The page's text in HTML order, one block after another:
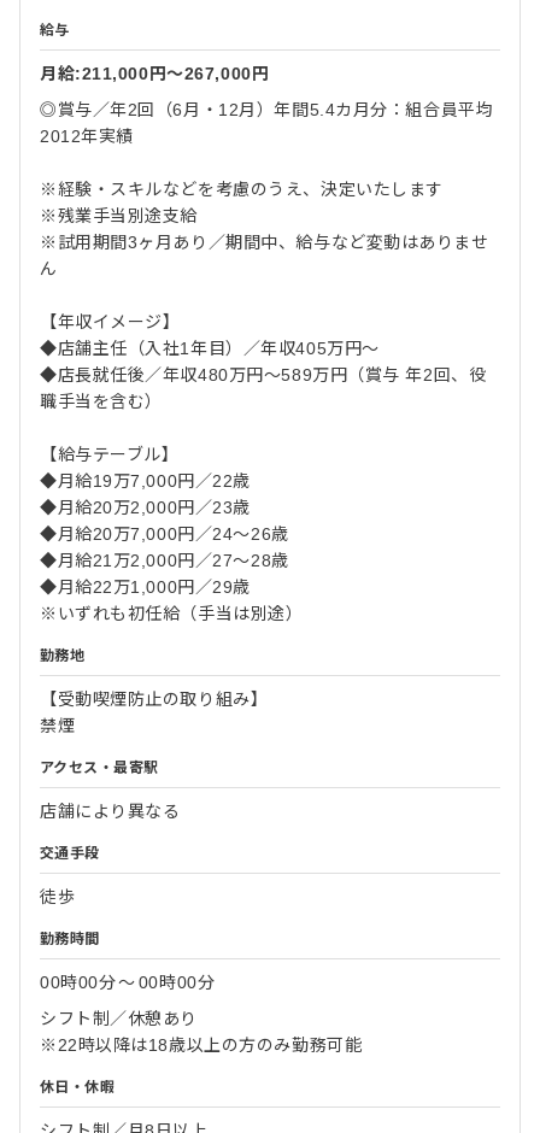
給与
月給:211,000円〜267,000円
◎賞与／年2回（6月・12月）年間5.4カ月分：組合員平均
2012年実績
※経験・スキルなどを考慮のうえ、決定いたします
※残業手当別途支給
※試用期間3ヶ月あり／期間中、給与など変動はありませ
ん
【年収イメージ】
◆店舗主任（入社1年目）／年収405万円～
◆店長就任後／年収480万円～589万円（賞与 年2回、役
職手当を含む）
【給与テーブル】
◆月給19万7,000円／22歳
◆月給20万2,000円／23歳
◆月給20万7,000円／24～26歳
◆月給21万2,000円／27～28歳
◆月給22万1,000円／29歳
※いずれも初任給（手当は別途）
勤務地
【受動喫煙防止の取り組み】
禁煙
アクセス・最寄駅
店舗により異なる
交通手段
徒歩
勤務時間
00時00分〜00時00分
シフト制／休憩あり
※22時以降は18歳以上の方のみ勤務可能
休日・休暇